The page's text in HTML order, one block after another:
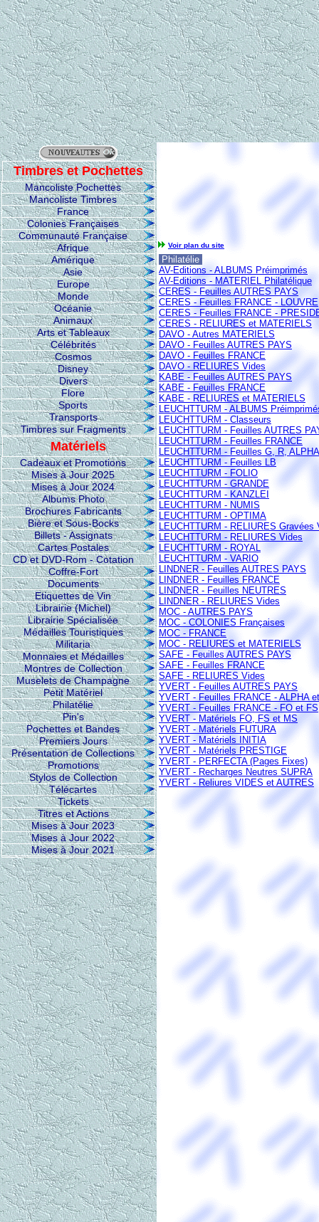
Timbres et Pochettes
Mancoliste Pochettes
Mancoliste Timbres
France
Colonies Françaises
Communauté Française
Afrique
Amérique
Asie
Europe
Monde
Océanie
Animaux
Arts et Tableaux
Célébrités
Cosmos
Disney
Divers
Flore
Sports
Transports
Timbres sur Fragments
Matériels
Cadeaux et Promotions
Mises à Jour 2025
Mises à Jour 2024
Albums Photo
Brochures Fabricants
Bière et Sous-Bocks
Billets - Assignats
Cartes Postales
CD et DVD-Rom - Cotation
Coffre-Fort
Documents
Etiquettes de Vin
Librairie (Michel)
Librairie Spécialisée
Médailles Touristiques
Militaria
Monnaies et Médailles
Montres de Collection
Muselets de Champagne
Petit Matériel
Philatélie
Pin's
Pochettes et Bandes
Premiers Jours
Présentation de Collections
Promotions
Stylos de Collection
Télécartes
Tickets
Titres et Actions
Mises à Jour 2023
Mises à Jour 2022
Mises à Jour 2021
Voir plan du site
Philatélie
AV-Editions - ALBUMS Préimprimés
AV-Editions - MATERIEL Philatélique
CERES - Feuilles AUTRES PAYS
CERES - Feuilles FRANCE - LOUVRE
CERES - Feuilles FRANCE -
CERES - RELIURES et MATERIELS
DAVO - Autres MATERIELS
DAVO - Feuilles AUTRES PAYS
DAVO - Feuilles FRANCE
DAVO - RELIURES Vides
KABE - Feuilles AUTRES PAYS
KABE - Feuilles FRANCE
KABE - RELIURES et MATERIELS
LEUCHTTURM - ALBUMS
LEUCHTTURM - Classeurs
LEUCHTTURM - Feuilles AUTRES
LEUCHTTURM - Feuilles FRANCE
LEUCHTTURM - Feuilles G, R,
LEUCHTTURM - Feuilles LB
LEUCHTTURM - FOLIO
LEUCHTTURM - GRANDE
LEUCHTTURM - KANZLEI
LEUCHTTURM - NUMIS
LEUCHTTURM - OPTIMA
LEUCHTTURM - RELIURES Gravées
LEUCHTTURM - RELIURES Vides
LEUCHTTURM - ROYAL
LEUCHTTURM - VARIO
LINDNER - Feuilles AUTRES PAYS
LINDNER - Feuilles FRANCE
LINDNER - Feuilles NEUTRES
LINDNER - RELIURES Vides
MOC - AUTRES PAYS
MOC - COLONIES Françaises
MOC - FRANCE
MOC - RELIURES et MATERIELS
SAFE - Feuilles AUTRES PAYS
SAFE - Feuilles FRANCE
SAFE - RELIURES Vides
YVERT - Feuilles AUTRES PAYS
YVERT - Feuilles FRANCE - ALPHA
YVERT - Feuilles FRANCE - FO et FS
YVERT - Matériels FO, FS et MS
YVERT - Matériels FUTURA
YVERT - Matériels INITIA
YVERT - Matériels PRESTIGE
YVERT - PERFECTA (Pages Fixes)
YVERT - Recharges Neutres SUPRA
YVERT - Reliures VIDES et AUTRES